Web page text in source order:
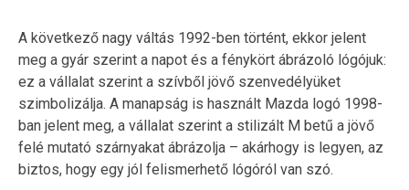
A következő nagy váltás 1992-ben történt, ekkor jelent
meg a gyár szerint a napot és a fénykört ábrázoló lógójuk:
ez a vállalat szerint a szívből jövő szenvedélyüket
szimbolizálja. A manapság is használt Mazda logó 1998-
ban jelent meg, a vállalat szerint a stilizált M betű a jövő
felé mutató szárnyakat ábrázolja – akárhogy is legyen, az
biztos, hogy egy jól felismerhető lógóról van szó.